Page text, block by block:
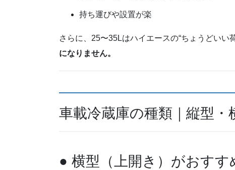
持ち運びや設置が楽
さらに、25〜35Lはハイエースの“ちょうどいい
になりません。
車載冷蔵庫の種類｜縦型・
● 横型（上開き）がおすす